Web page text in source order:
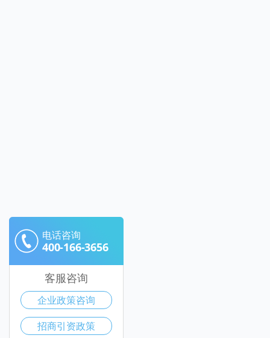
电话咨询
400-166-3656
客服咨询
企业政策咨询
招商引资政策